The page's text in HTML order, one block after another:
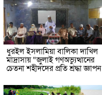
ধুরইল ইসলামিয়া বালিকা দাখিল
মাদ্রাসায় “জুলাই গণঅভ্যুত্থানের
চেতনা শহীদদের প্রতি শ্রদ্ধা জ্ঞাপন